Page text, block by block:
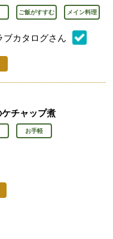
ご飯がすすむ メイン料理
ブカタログさん
：
ント：
チャップ煮
お手軽
：
ント：